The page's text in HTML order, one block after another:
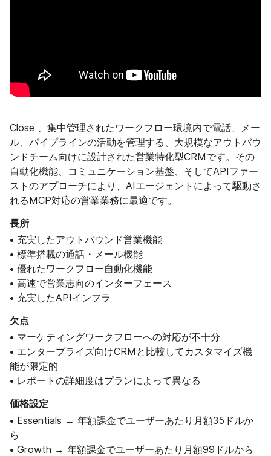
Close 、集中管理されたワークフロー環境内で電話、メー
ル、パイプラインの活動を管理する、大規模なアウトバウ
ンドチーム向けに設計された営業特化型CRMです。その
自動化機能、コミュニケーション基盤、そしてAPIファー
ストのアプローチにより、AIエージェントによって駆動さ
れるMCP対応の営業業務に最適です。
長所
• 充実したアウトバウンド営業機能
• 標準搭載の通話・メール機能
• 優れたワークフロー自動化機能
• 高速で営業志向のインターフェース
• 充実したAPIインフラ
欠点
• マーケティングワークフローへの対応が不十分
• エンタープライズ向けCRMと比較してカスタマイズ機
能が限定的
• レポートの詳細度はプランによって異なる
価格設定
• Essentials → 年額課金でユーザーあたり月額35ドルか
ら
• Growth → 年額課金でユーザーあたり月額99ドルから